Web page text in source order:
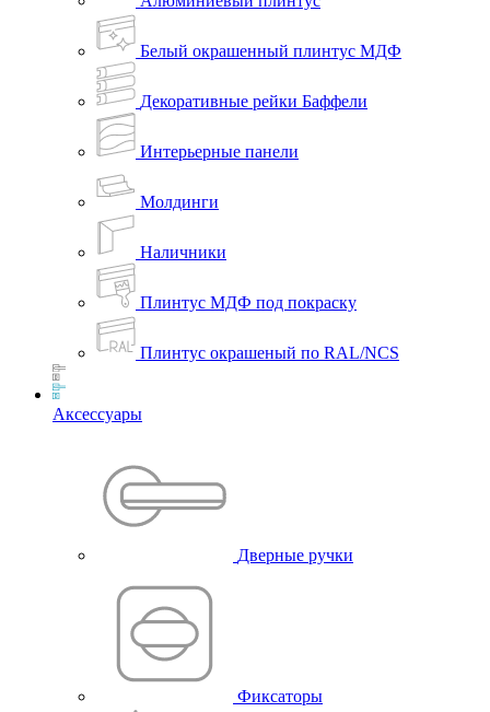
Белый окрашенный плинтус МДФ
Декоративные рейки Баффели
Интерьерные панели
Молдинги
Наличники
Плинтус МДФ под покраску
Плинтус окрашеный по RAL/NCS
Аксессуары
Дверные ручки
Фиксаторы